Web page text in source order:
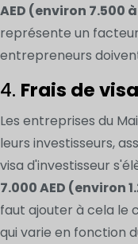
AED (environ 7.500 à
représente un
entrepreneurs
4. Frais de visa
Les entreprises du
leurs investisseurs,
visa d'investisseur
7.000 AED (environ
faut ajouter à cela le
qui varie en fonction